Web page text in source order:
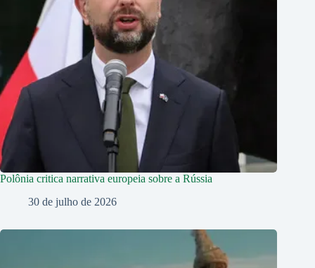
Polônia critica narrativa europeia sobre a Rússia
30 de julho de 2026